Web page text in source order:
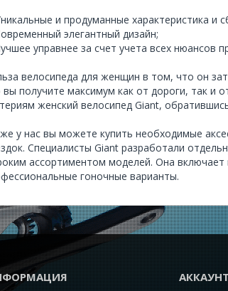
и продуманные характеристика и
элегантный дизайн;
управнее за счет учета всех нюансов
велосипеда для женщин в том, что он
вы получите максимум как от дороги, так и
женский велосипед Giant,
у нас вы можете купить необходимые
Специалисты Giant разработали
ассортиментом моделей. Она включает
гоночные варианты.
АККАУНТ